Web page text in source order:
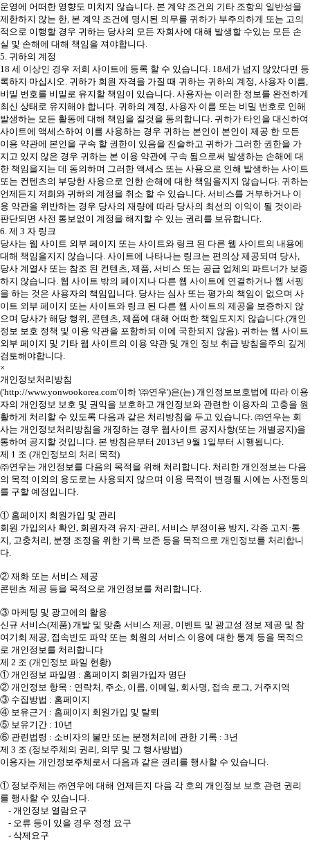
운영에 어떠한 영향도 미치지 않습니다. 본 계약 조건의 기타 조항의 일반성을
제한하지 않는 한, 본 계약 조건에 명시된 의무를 귀하가 부주의하게 또는 고의
적으로 이행할 경우 귀하는 당사의 모든 자회사에 대해 발생할 수있는 모든 손
실 및 손해에 대해 책임을 져야합니다.
5. 귀하의 계정
18 세 이상인 경우 저희 사이트에 등록 할 수 있습니다. 18세가 넘지 않았다면 등
록하지 마십시오. 귀하가 회원 자격을 가질 때 귀하는 귀하의 계정, 사용자 이름,
비밀 번호를 비밀로 유지할 책임이 있습니다. 사용자는 이러한 정보를 완전하게
최신 상태로 유지해야 합니다. 귀하의 계정, 사용자 이름 또는 비밀 번호로 인해
발생하는 모든 활동에 대해 책임을 질것을 동의합니다. 귀하가 타인을 대신하여
사이트에 액세스하여 이를 사용하는 경우 귀하는 본인이 본인이 제공 한 모든
이용 약관에 본인을 구속 할 권한이 있음을 진술하고 귀하가 그러한 권한을 가
지고 있지 않은 경우 귀하는 본 이용 약관에 구속 됨으로써 발생하는 손해에 대
한 책임을지는 데 동의하며 그러한 액세스 또는 사용으로 인해 발생하는 사이트
또는 컨텐츠의 부당한 사용으로 인한 손해에 대한 책임을지지 않습니다. 귀하는
언제든지 저희와 귀하의 계정을 취소 할 수 있습니다. 서비스를 거부하거나 이
용 약관을 위반하는 경우 당사의 재량에 따라 당사의 최선의 이익이 될 것이라
판단되면 사전 통보없이 계정을 해지할 수 있는 권리를 보유합니다.
6. 제 3 자 링크
당사는 웹 사이트 외부 페이지 또는 사이트와 링크 된 다른 웹 사이트의 내용에
대해 책임을지지 않습니다. 사이트에 나타나는 링크는 편의상 제공되며 당사,
당사 계열사 또는 참조 된 컨텐츠, 제품, 서비스 또는 공급 업체의 파트너가 보증
하지 않습니다. 웹 사이트 밖의 페이지나 다른 웹 사이트에 연결하거나 웹 서핑
을 하는 것은 사용자의 책임입니다. 당사는 심사 또는 평가의 책임이 없으며 사
이트 외부 페이지 또는 사이트와 링크 된 다른 웹 사이트의 제공을 보증하지 않
으며 당사가 해당 행위, 콘텐츠, 제품에 대해 어떠한 책임도지지 않습니다.(개인
정보 보호 정책 및 이용 약관을 포함하되 이에 국한되지 않음). 귀하는 웹 사이트
외부 페이지 및 기타 웹 사이트의 이용 약관 및 개인 정보 취급 방침을주의 깊게
검토해야합니다.
×
개인정보처리방침
('http://www.yonwookorea.com'이하 '㈜연우')은(는) 개인정보보호법에 따라 이용
자의 개인정보 보호 및 권익을 보호하고 개인정보와 관련한 이용자의 고충을 원
활하게 처리할 수 있도록 다음과 같은 처리방침을 두고 있습니다. ㈜연우는 회
사는 개인정보처리방침을 개정하는 경우 웹사이트 공지사항(또는 개별공지)을
통하여 공지할 것입니다. 본 방침은부터 2013년 9월 1일부터 시행됩니다.
제 1 조 (개인정보의 처리 목적)
㈜연우는 개인정보를 다음의 목적을 위해 처리합니다. 처리한 개인정보는 다음
의 목적 이외의 용도로는 사용되지 않으며 이용 목적이 변경될 시에는 사전동의
를 구할 예정입니다.
① 홈페이지 회원가입 및 관리
회원 가입의사 확인, 회원자격 유지·관리, 서비스 부정이용 방지, 각종 고지·통
지, 고충처리, 분쟁 조정을 위한 기록 보존 등을 목적으로 개인정보를 처리합니
다.
② 재화 또는 서비스 제공
콘텐츠 제공 등을 목적으로 개인정보를 처리합니다.
③ 마케팅 및 광고에의 활용
신규 서비스(제품) 개발 및 맞춤 서비스 제공, 이벤트 및 광고성 정보 제공 및 참
여기회 제공, 접속빈도 파악 또는 회원의 서비스 이용에 대한 통계 등을 목적으
로 개인정보를 처리합니다
제 2 조 (개인정보 파일 현황)
① 개인정보 파일명 : 홈페이지 회원가입자 명단
② 개인정보 항목 : 연락처, 주소, 이름, 이메일, 회사명, 접속 로그, 거주지역
③ 수집방법 : 홈페이지
④ 보유근거 : 홈페이지 회원가입 및 탈퇴
⑤ 보유기간 : 10년
⑥ 관련법령 : 소비자의 불만 또는 분쟁처리에 관한 기록 : 3년
제 3 조 (정보주체의 권리, 의무 및 그 행사방법)
이용자는 개인정보주체로서 다음과 같은 권리를 행사할 수 있습니다.
① 정보주체는 ㈜연우에 대해 언제든지 다음 각 호의 개인정보 보호 관련 권리
를 행사할 수 있습니다.
- 개인정보 열람요구
- 오류 등이 있을 경우 정정 요구
- 삭제요구